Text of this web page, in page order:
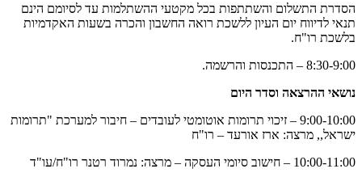
הסדרת התשלום והשתתפות בכל מקטעי ההשתלמות עד לסיומם הינם
תנאי לדיווח יום העיון ללשכת רואה החשבון והכרה בשעות האקדמיות
בלשכת רו"ח.
8:30-9:00 – התכנסות והרשמה.
נושאי ההרצאה וסדר היום
9:00-10:00 – זיכוי תרומות אוטומטי לעובדים – חיבור למערכת "תרומות
ישראל,, מרצה: ארז אורעד – רו"ח
10:00-11:00 – חישוב סיומי העסקה – מרצה: נמרוד רטנר רו"ח/עו"ד